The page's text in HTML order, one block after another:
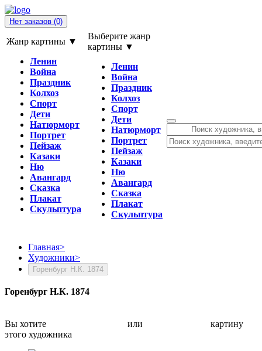
Нет заказов (0)
Жанр картины ▼
Ленин
Война
Праздник
Колхоз
Спорт
Дети
Натюрморт
Портрет
Пейзаж
Казаки
Ню
Авангард
Сказка
Плакат
Скульптура
Выберите жанр
картины ▼
Ленин
Война
Праздник
Колхоз
Спорт
Дети
Натюрморт
Портрет
Пейзаж
Казаки
Ню
Авангард
Сказка
Плакат
Скульптура
Главная>
Художники>
Горенбург Н.К. 1874
Горенбург Н.К. 1874
Вы хотите или
картину
этого художника